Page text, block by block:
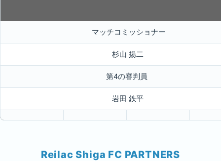
マッチコミッショナー
杉山 揚二
第4の審判員
岩田 鉄平
Reilac Shiga FC PARTNERS